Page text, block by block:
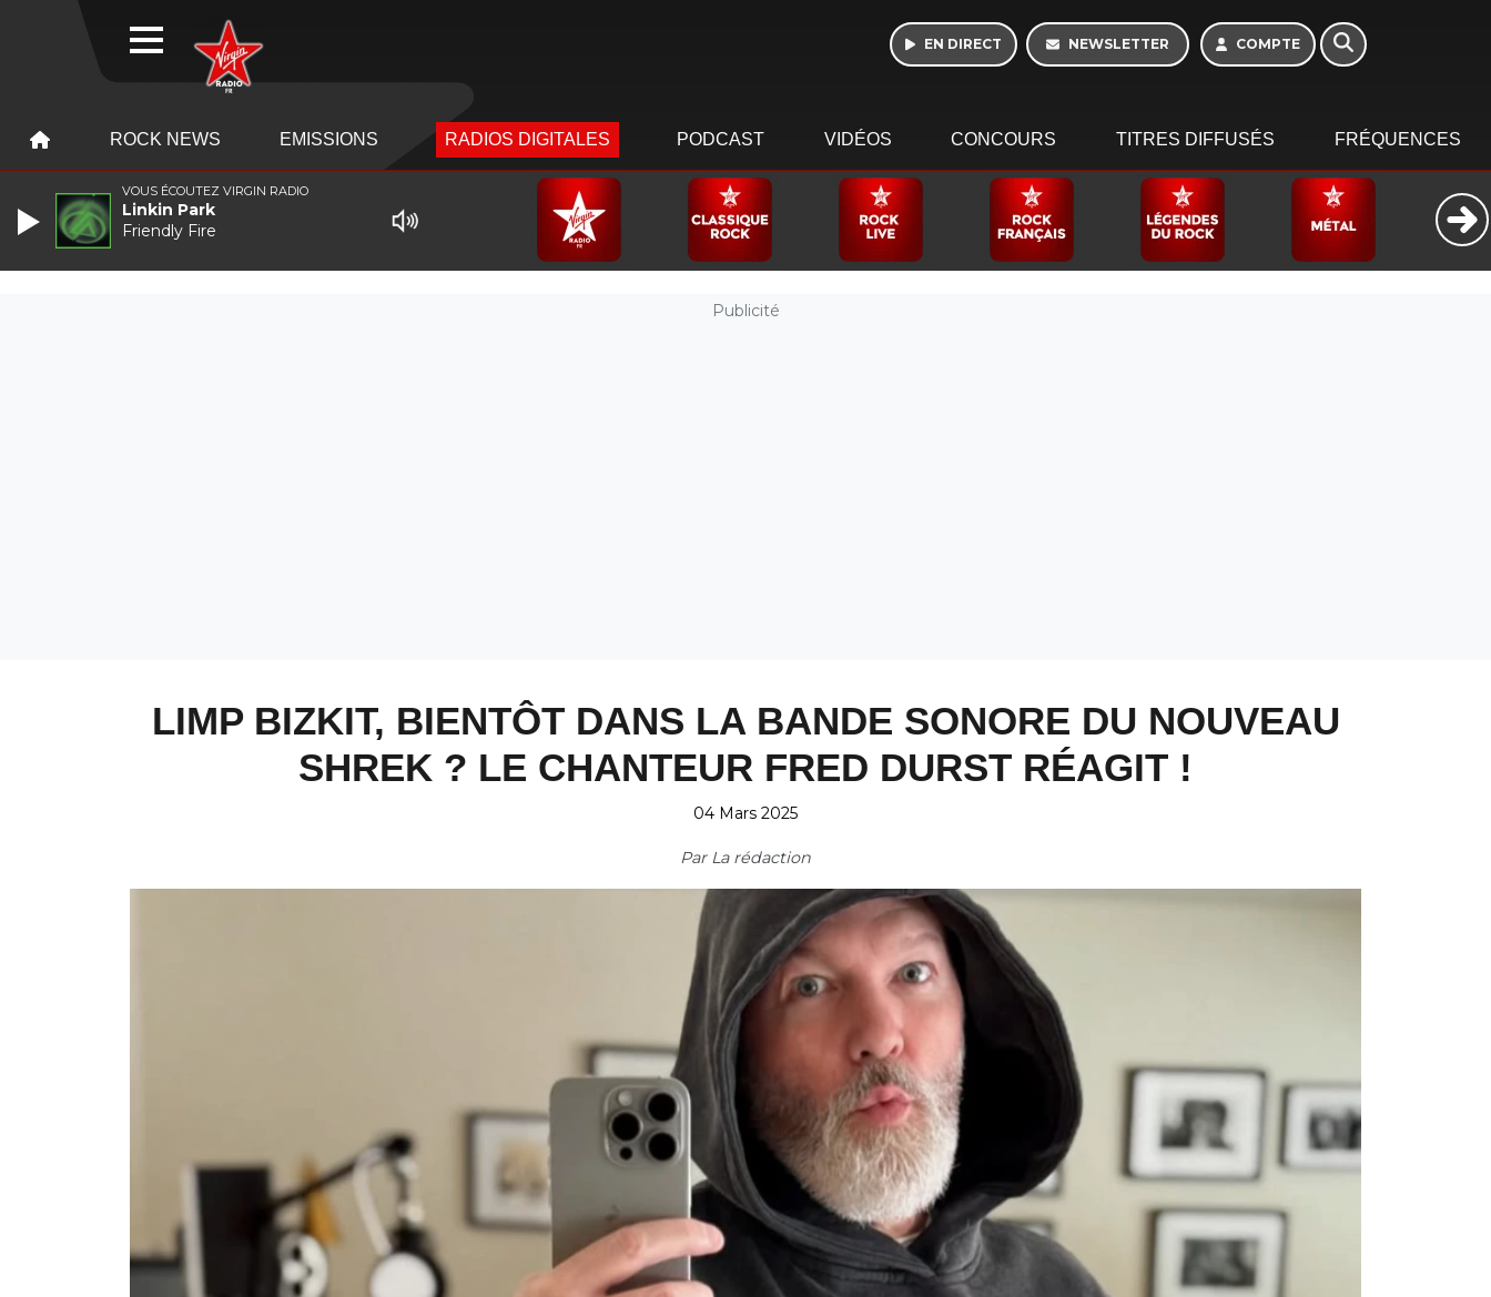
EN DIRECT NEWSLETTER COMPTE
ROCK NEWS EMISSIONS RADIOS DIGITALES PODCAST VIDÉOS CONCOURS TITRES DIFFUSÉS FRÉQUENCES
Publicité
LIMP BIZKIT, BIENTÔT DANS LA BANDE SONORE DU NOUVEAU
SHREK ? LE CHANTEUR FRED DURST RÉAGIT !
04 Mars 2025
Par La rédaction
VOUS ÉCOUTEZ VIRGIN RADIO
Linkin Park
Friendly Fire
WEBRADIO